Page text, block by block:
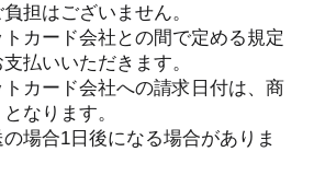
担はございません。
カード会社との間で定める規定
払いいただきます。
カード会社への請求日付は、商
なります。
場合1日後になる場合がありま